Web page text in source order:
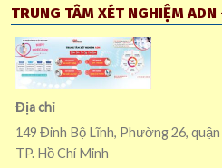
TRUNG TÂM XÉT NGHIỆM
Địa chỉ
149 Đinh Bộ Lĩnh, Phường 26,
TP. Hồ Chí Minh